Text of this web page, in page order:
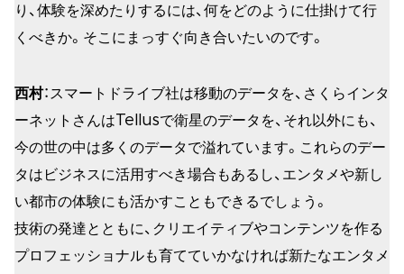
り、体験を深めたりするには、何をどのように仕掛けて行
くべきか。そこにまっすぐ向き合いたいのです。
西村：スマートドライブ社は移動のデータを、さくらインタ
ーネットさんはTellusで衛星のデータを、それ以外にも、
今の世の中は多くのデータで溢れています。これらのデー
タはビジネスに活用すべき場合もあるし、エンタメや新し
い都市の体験にも活かすこともできるでしょう。
技術の発達とともに、クリエイティブやコンテンツを作る
プロフェッショナルも育てていかなければ新たなエンタメ